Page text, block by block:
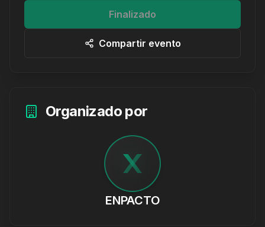
Finalizado
Compartir evento
Organizado por
ENPACTO